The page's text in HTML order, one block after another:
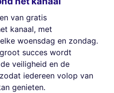
van gratis
kanaal, met
woensdag en zondag.
succes wordt
veiligheid en de
iedereen volop van
genieten.